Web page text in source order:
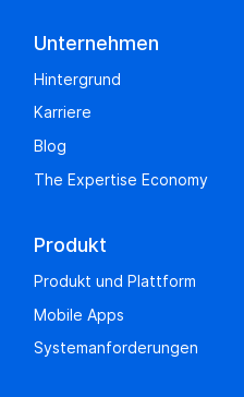
Unternehmen
Hintergrund
Karriere
Blog
The Expertise Economy
Produkt
Produkt und Plattform
Mobile Apps
Systemanforderungen